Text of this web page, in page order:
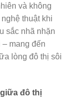
và không
thuật khi
sắc nhã nhặn
mang đến
lòng đô thị sôi
đô thị